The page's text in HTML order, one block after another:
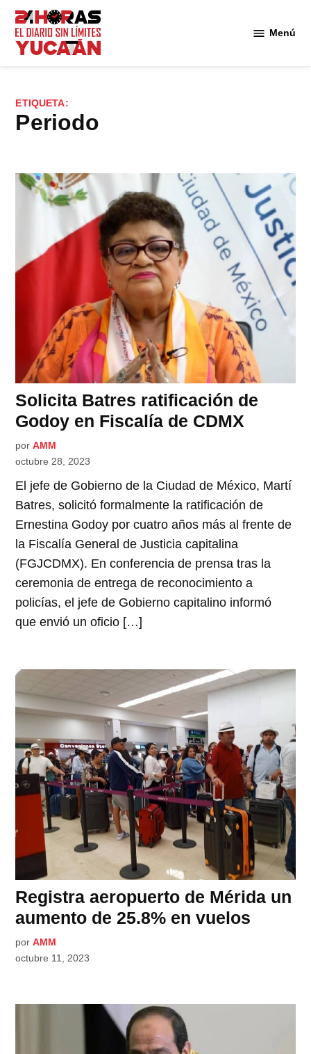
Saltar
contenido
Menú
ETIQUETA:
periodo
Solicita Batres ratificación de
Godoy en Fiscalía de CDMX
por AMM
octubre 28, 2023
El jefe de Gobierno de la Ciudad de México, Martí
Batres, solicitó formalmente la ratificación de
Ernestina Godoy por cuatro años más al frente de
la Fiscalía General de Justicia capitalina
(FGJCDMX). En conferencia de prensa tras la
ceremonia de entrega de reconocimiento a
policías, el jefe de Gobierno capitalino informó
que envió un oficio […]
Registra aeropuerto de Mérida un
aumento de 25.8% en vuelos
por AMM
octubre 11, 2023